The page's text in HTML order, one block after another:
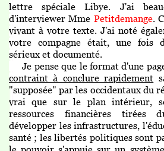
lettre spéciale Libye. J'ai
d'interviewer Mme Petitdemange.
vivant à votre texte. J'ai noté
votre compagne était, une fois
sérieux et documenté.
Je pense que le format d'une
contraint à conclure rapidement
"supposée" par les occidentaux du
vrai que sur le plan intérieur,
ressources financières
développer les infrastructures,
santé ; les libertés politiques sont